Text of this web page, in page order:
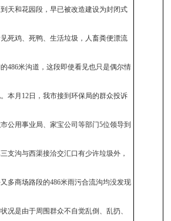
天和花园段，早已被改造建设为封闭式
死鸡、死鸭、生活垃圾，人畜粪便漂流
486米沟道，这段即使看见也只是偶尔情
本月12日，我市接到环保局的群众投诉
公用事业局、家宝公司等部门5位领导到
支沟与西渠接洽交汇口有少许垃圾外，
多商场路段的486米雨污合流沟均没发现
况是由于周围群众不自觉乱倒、乱扔、